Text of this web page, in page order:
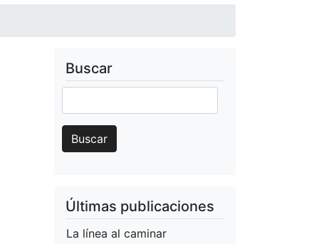
Buscar
Buscar
Últimas publicaciones
La línea al caminar